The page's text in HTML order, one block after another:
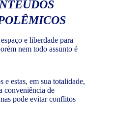
e liberdade para
nem todo assunto é
e estas, em sua totalidade,
conveniência de
pode evitar conflitos